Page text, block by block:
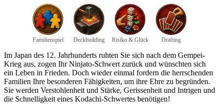
Familienspiel Deckbuilding Risiko & Glück Drafting
Im Japan des 12. Jahrhunderts ruhten Sie sich nach dem Gempei-
Krieg aus, zogen Ihr Ninjato-Schwert zurück und wünschten sich
ein Leben in Frieden. Doch wieder einmal fordern die herrschenden
Familien Ihre besonderen Fähigkeiten, um ihre Ehre zu begründen.
Sie werden Verstohlenheit und Stärke, Gerissenheit und Intrigen und
die Schnelligkeit eines Kodachi-Schwertes benötigen!